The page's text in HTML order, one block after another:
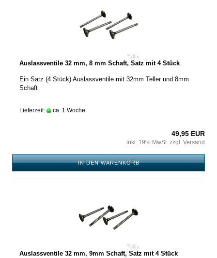
Auslassventile 32 mm, 8 mm Schaft, Satz mit 4 Stück
Ein Satz (4 Stück) Auslassventile mit 32mm Teller und 8mm
Schaft
Lieferzeit: ca. 1 Woche
49,95 EUR
inkl. 19% MwSt. zzgl. Versand
IN DEN WARENKORB
Auslassventile 32 mm, 9mm Schaft, Satz mit 4 Stück